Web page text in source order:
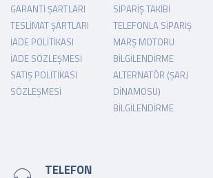
GARANTI ŞARTLARI
TESLIMAT ŞARTLARI
İADE POLITIKASI
İADE SÖZLEŞMESI
SATIŞ POLITIKASI
SÖZLEŞMESI
SIPARIŞ TAKIBI
TELEFONLA SIPARIŞ
MARŞ MOTORU
BILGILENDIRME
ALTERNATÖR (ŞARJ
DINAMOSU)
BILGILENDIRME
TELEFON